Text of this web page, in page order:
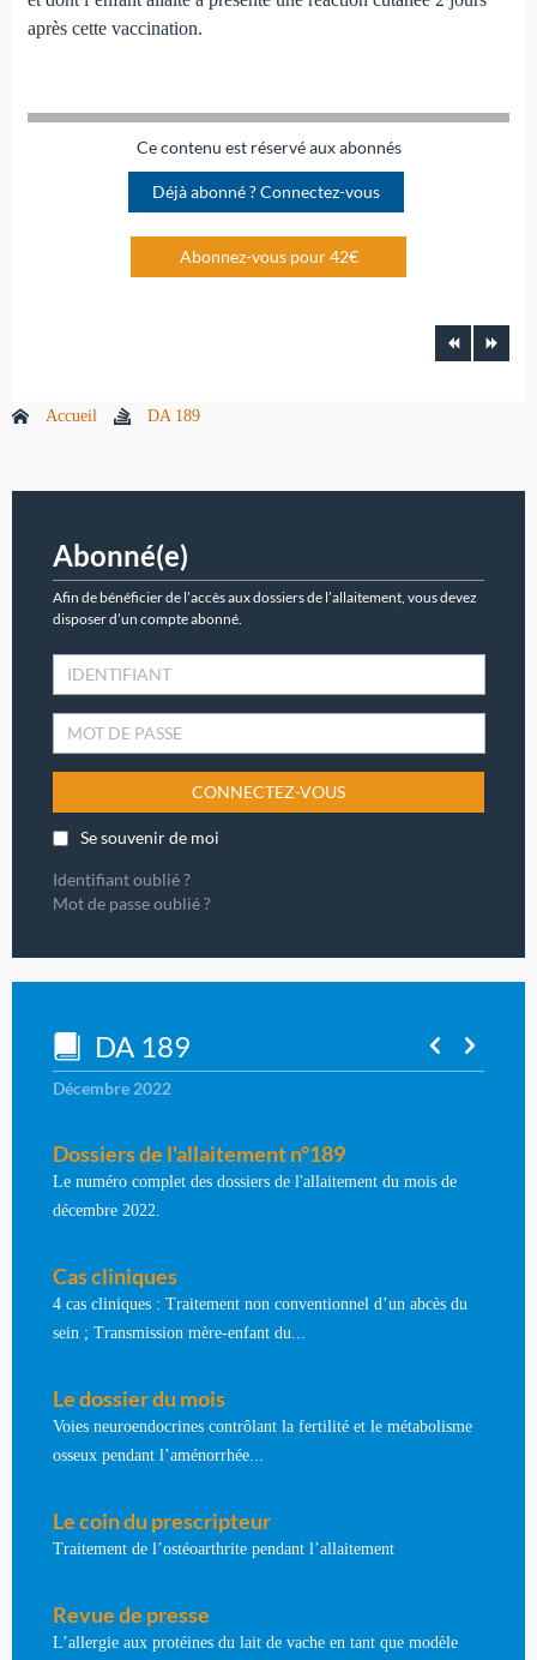
après cette vaccination.
Ce contenu est réservé aux abonnés
Déjà abonné ? Connectez-vous
Abonnez-vous pour 42€
Accueil DA 189
Abonné(e)
Afin de bénéficier de l’accès aux dossiers de l’allaitement, vous devez
disposer d’un compte abonné.
CONNECTEZ-VOUS
Se souvenir de moi
Identifiant oublié ?
Mot de passe oublié ?
DA 189
Décembre 2022
Dossiers de l'allaitement n°189
Le numéro complet des dossiers de l'allaitement du mois de
décembre 2022.
Cas cliniques
4 cas cliniques : Traitement non conventionnel d’un abcès du
sein ; Transmission mère-enfant du...
Le dossier du mois
Voies neuroendocrines contrôlant la fertilité et le métabolisme
osseux pendant l’aménorrhée...
Le coin du prescripteur
Traitement de l’ostéoarthrite pendant l’allaitement
Revue de presse
L’allergie aux protéines du lait de vache en tant que modèle